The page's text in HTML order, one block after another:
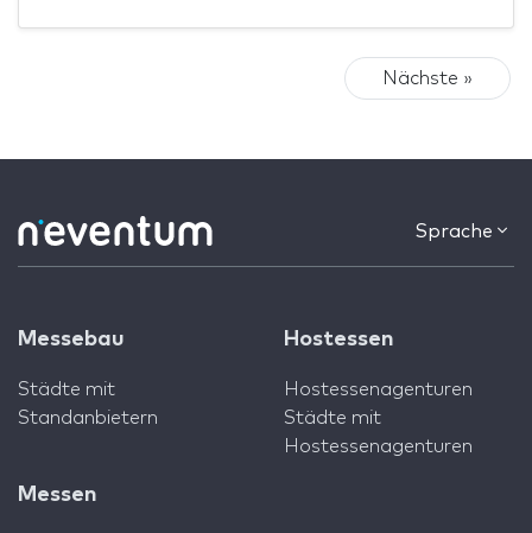
Nächste »
Sprache
Messebau
Städte mit
Standanbietern
Hostessen
Hostessenagenturen
Städte mit
Hostessenagenturen
Messen